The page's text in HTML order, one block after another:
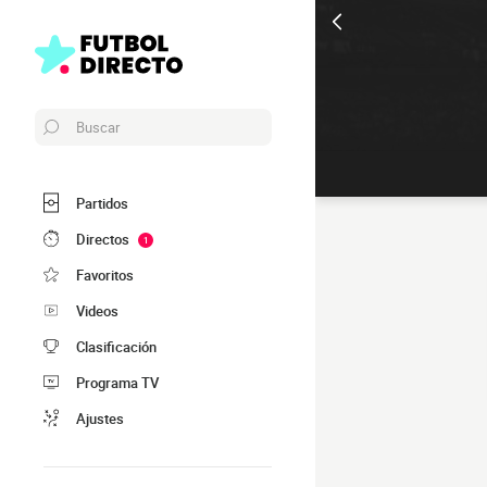
Buscar
Partidos
Directos
1
Favoritos
Videos
Clasificación
Programa TV
Ajustes